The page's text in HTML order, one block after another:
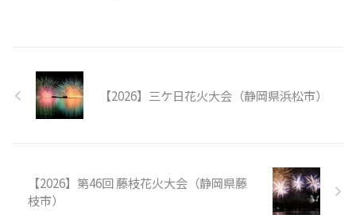
【2026】三ケ日花火大会（静岡県浜松市）
【2026】第46回 藤枝花火大会（静岡県藤
枝市）